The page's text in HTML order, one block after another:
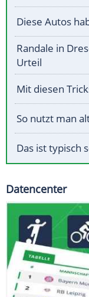
Diese Autos
Randale in
Urteil
Mit diesen
So nutzt man
Das ist typisch
Datencenter